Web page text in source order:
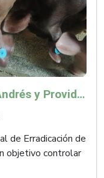
La OMSA reconoció a San Andrés y Providencia como zona libre de Peste Porcina Clásica (PPC)
de Erradicación de
objetivo controlar